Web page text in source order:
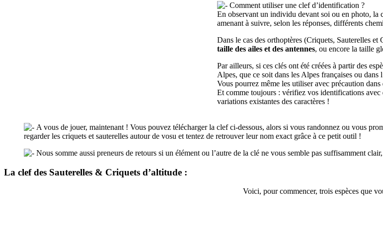
Comment utiliser une clef d’identification ?
En observant un individu devant soi ou en photo, la
amenant à suivre, selon les réponses, différents
Dans le cas des orthoptères (Criquets, Sauterelles
taille des ailes et des antennes, ou encore la taille
Par ailleurs, si ces clés ont été créées à partir des
Alpes, que ce soit dans les Alpes françaises ou dans
Vous pourrez même les utiliser avec précaution
Et comme toujours : vérifiez vos identifications
variations existantes des caractères !
A vous de jouer, maintenant ! Vous pouvez télécharger la clef ci-dessous, alors si vous randonnez ou vous
regarder les criquets et sauterelles autour de vosu et tentez de retrouver leur nom exact grâce à ce petit outil !
Nous somme aussi preneurs de retours si un élément ou l’autre de la clé ne vous semble pas suffisamment
La clef des Sauterelles & Criquets d’altitude :
Voici, pour commencer, trois espèces que